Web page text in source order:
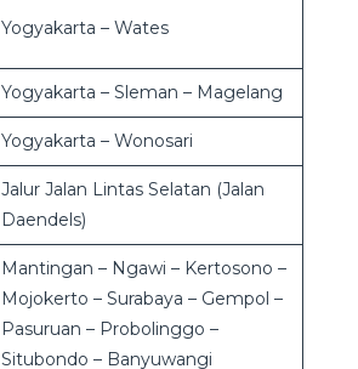
Yogyakarta – Wates
Yogyakarta – Sleman – Magelang
Yogyakarta – Wonosari
Jalur Jalan Lintas Selatan (Jalan
Daendels)
Mantingan – Ngawi – Kertosono –
Mojokerto – Surabaya – Gempol –
Pasuruan – Probolinggo –
Situbondo – Banyuwangi